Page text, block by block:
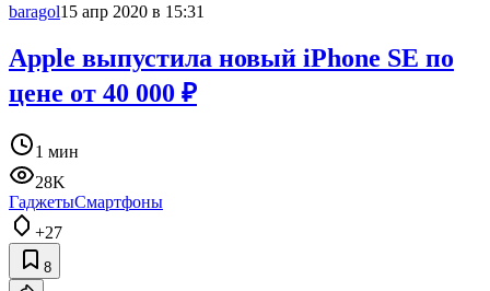
baragol15 апр 2020 в 15:31
Apple выпустила новый iPhone SE по
цене от 40 000 ₽
1 мин
28K
ГаджетыСмартфоны
+27
8